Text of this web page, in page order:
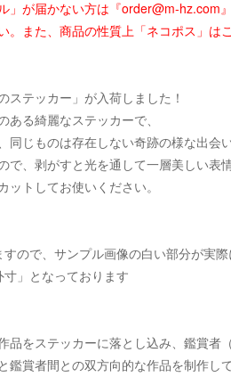
」が届かない方は『order@m-hz.com
。また、商品の性質上「ネコポス」は
ステッカー」が入荷しました！
ある綺麗なステッカーで、
同じものは存在しない奇跡の様な出会
で、剥がすと光を通して一層美しい表情
ットしてお使いください。
ので、サンプル画像の白い部分が実
」となっております
品をステッカーに落とし込み、鑑賞者
鑑賞者間との双方向的な作品を制作し